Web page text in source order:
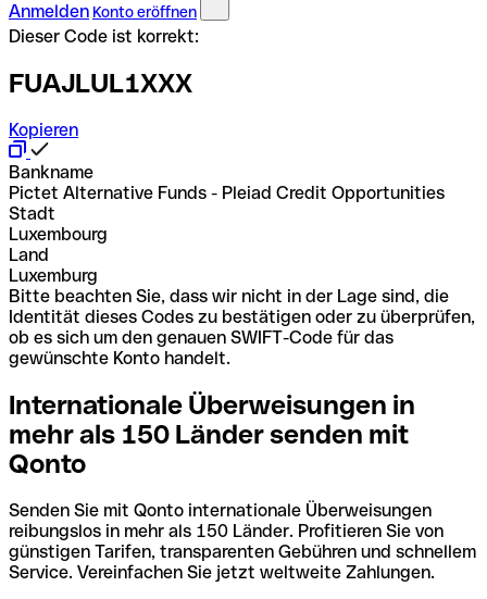
Anmelden Konto eröffnen
Dieser Code ist korrekt:
FUAJLUL1XXX
Kopieren
Bankname
Pictet Alternative Funds - Pleiad Credit Opportunities
Stadt
Luxembourg
Land
Luxemburg
Bitte beachten Sie, dass wir nicht in der Lage sind, die
Identität dieses Codes zu bestätigen oder zu überprüfen,
ob es sich um den genauen SWIFT-Code für das
gewünschte Konto handelt.
Internationale Überweisungen in
mehr als 150 Länder senden mit
Qonto
Senden Sie mit Qonto internationale Überweisungen
reibungslos in mehr als 150 Länder. Profitieren Sie von
günstigen Tarifen, transparenten Gebühren und schnellem
Service. Vereinfachen Sie jetzt weltweite Zahlungen.